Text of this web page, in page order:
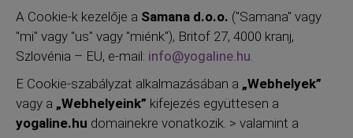
A Cookie-k kezelője a Samana d.o.o. ("Samana" vagy
"mi" vagy "us" vagy "miénk"), Britof 27, 4000 kranj,
Szlovénia – EU, e-mail: info@yogaline.hu.
E Cookie-szabályzat alkalmazásában a „Webhelyek”
vagy a „Webhelyeink” kifejezés együttesen a
yogaline.hu domainekre vonatkozik. > valamint a